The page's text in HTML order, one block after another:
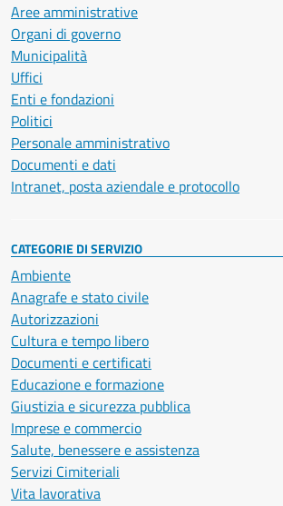
Aree amministrative
Organi di governo
Municipalità
Uffici
Enti e fondazioni
Politici
Personale amministrativo
Documenti e dati
Intranet, posta aziendale e protocollo
CATEGORIE DI SERVIZIO
Ambiente
Anagrafe e stato civile
Autorizzazioni
Cultura e tempo libero
Documenti e certificati
Educazione e formazione
Giustizia e sicurezza pubblica
Imprese e commercio
Salute, benessere e assistenza
Servizi Cimiteriali
Vita lavorativa